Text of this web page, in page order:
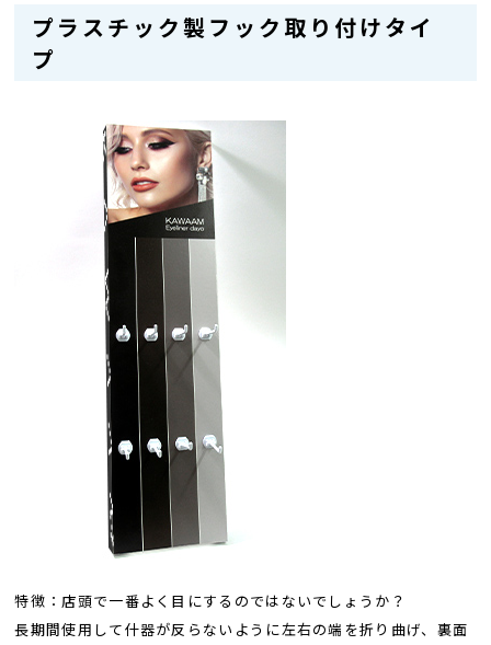
プラスチック製フック取り付けタイ
プ
特徴：店頭で一番よく目にするのではないでしょうか？
長期間使用して什器が反らないように左右の端を折り曲げ、裏面